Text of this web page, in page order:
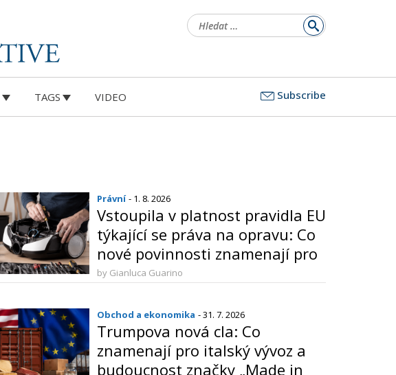
TAGS VIDEO Subscribe
Právní - 1. 8. 2026
Vstoupila v platnost pravidla EU
týkající se práva na opravu: Co
nové povinnosti znamenají pro
výrobce a spotřebitele
by Gianluca Guarino
Obchod a ekonomika - 31. 7. 2026
Trumpova nová cla: Co
znamenají pro italský vývoz a
budoucnost značky „Made in